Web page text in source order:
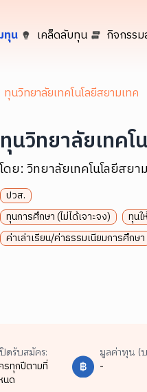
ทุน เคล็ดลับทุน กิจกรร
ทุนวิทยาลัยเทคโนโลยีสยามเทค
ทุนวิทยาลัยเทคโ
โดย: วิทยาลัยเทคโนโลยีสยา
ปวส.
ทุนการศึกษา (ไม่ได้เจาะจง)
ทุนใ
ค่าเล่าเรียน/ค่าธรรมเนียมการศึกษา
ปิดรับสมัคร:
รทุกปีตามที่
นด
มูลค่าทุน (
-